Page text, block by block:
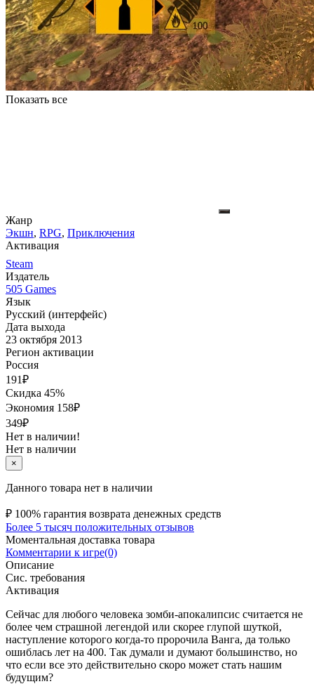
Показать все
Жанр
Экшн, RPG, Приключения
Активация
Steam
Издатель
505 Games
Язык
Русский (интерфейс)
Дата выхода
23 октября 2013
Регион активации
Россия
191₽
Скидка 45%
Экономия 158₽
349₽
Нет в наличии!
Нет в наличии
×
Данного товара нет в наличии
₽ 100% гарантия возврата денежных средств
Более 5 тысяч положительных отзывов
Моментальная доставка товара
Комментарии к игре(0)
Описание
Сис. требования
Активация
Сейчас для любого человека зомби-апокалипсис считается не
более чем страшной легендой или скорее глупой шуткой,
наступление которого когда-то пророчила Ванга, да только
ошиблась лет на 400. Так думали и думают большинство, но
что если все это действительно скоро может стать нашим
будущим?